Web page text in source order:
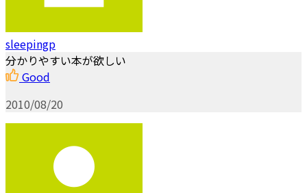
sleepingp
分かりやすい本が欲しい
Good
2010/08/20